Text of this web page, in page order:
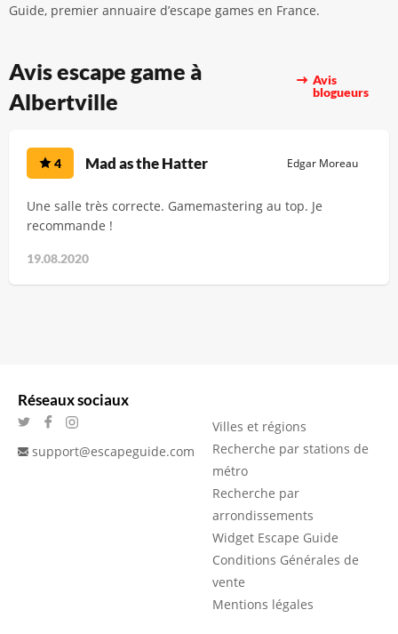
Guide, premier annuaire d’escape games en France.
Avis escape game à
Albertville
Avis
blogueurs
4 Mad as the Hatter Edgar Moreau
Une salle très correcte. Gamemastering au top. Je
recommande !
19.08.2020
Réseaux sociaux
support@escapeguide.com
Villes et régions
Recherche par stations de
métro
Recherche par
arrondissements
Widget Escape Guide
Conditions Générales de
vente
Mentions légales